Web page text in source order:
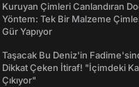
Kuruyan Çimleri Canlandıran
Yöntem: Tek Bir Malzeme
Gür Yapıyor
Taşacak Bu Deniz'in
Dikkat Çeken İtiraf! "İçimdeki
Çıkıyor"